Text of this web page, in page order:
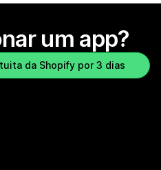
um app?
da Shopify por 3 dias